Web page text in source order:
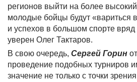
регионов выйти на более
молодые бойцы будут «вариться
и успехов в большом спорте вряд
уверен Олег Тактаров.
В свою очередь, Сергей Горин
проведение подобных турниров
значение не только с точки